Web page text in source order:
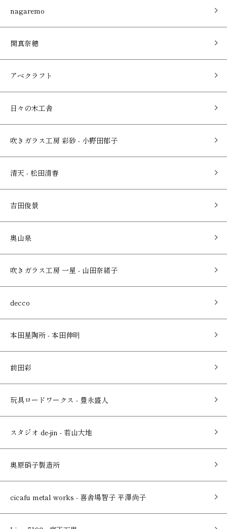
nagaremo
関真奈穂
アベクラフト
日々の木工舎
吹きガラス工房 彩砂 - 小野田郁子
清天 - 松田清春
吉田俊景
奥山泉
吹きガラス工房 一星 - 山田奈緒子
decco
本田星陶所 - 本田伸明
前田彩
玩具ロードワークス - 豊永盛人
スタジオ de-jin - 若山大地
奥原硝子製造所
cicafu metal works - 喜舎場智子 平澤尚子